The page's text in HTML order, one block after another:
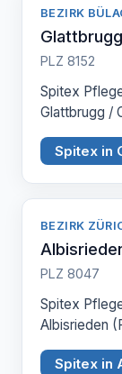
BEZIRK
PLZ 8152
Spitex
Glattbrugg /
Spitex in
BEZIRK
PLZ 8047
Spitex
Albisrieden
Spitex in